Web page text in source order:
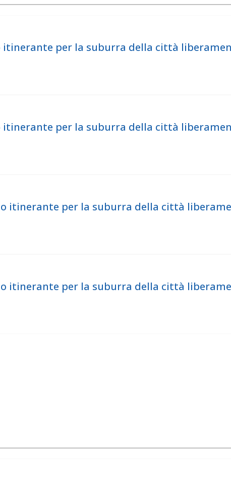
itinerante per la suburra della città
itinerante per la suburra della città
itinerante per la suburra della città
itinerante per la suburra della città